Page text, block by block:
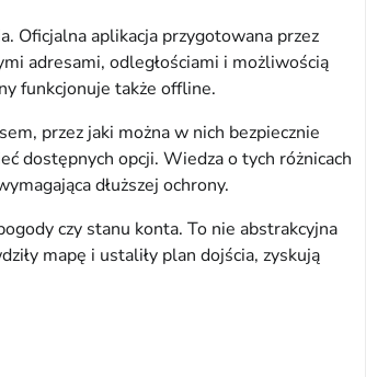
Oficjalna aplikacja przygotowana przez
adresami, odległościami i możliwością
funkcjonuje także offline.
przez jaki można w nich bezpiecznie
dostępnych opcji. Wiedza o tych różnicach
dłuższej ochrony.
czy stanu konta. To nie abstrakcyjna
mapę i ustaliły plan dojścia, zyskują